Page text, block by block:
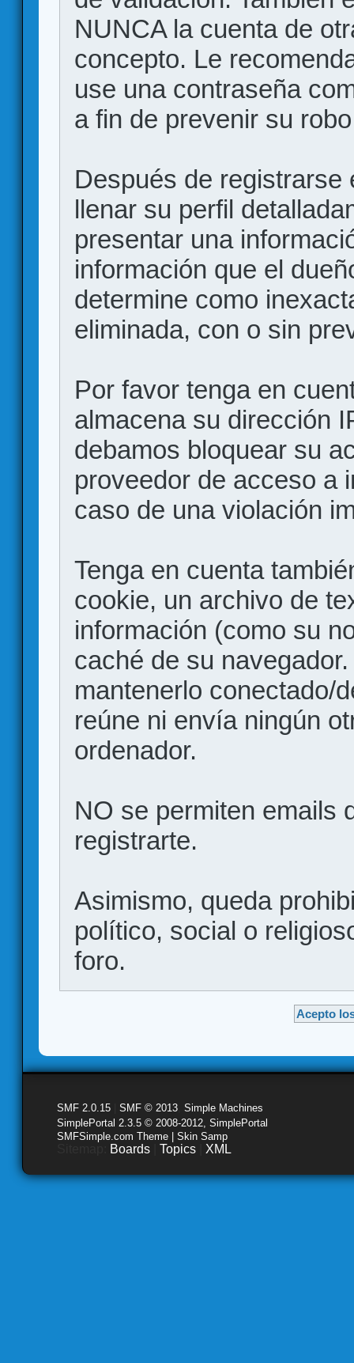
NUNCA la cuenta de
concepto. Le
use una contraseña
a fin de prevenir su
Después de registrarse
llenar su perfil
presentar una
información que el
determine como
eliminada, con o sin
Por favor tenga en
almacena su dirección
debamos bloquear su
proveedor de acceso a
caso de una violación
Tenga en cuenta
cookie, un archivo de
información (como su
caché de su
mantenerlo conectado/
reúne ni envía ningún
ordenador.
NO se permiten emails
registrarte.
Asimismo, queda
político, social o
foro.
SMF 2.0.15 SMF © 2013 Simple Machines
SimplePortal 2.3.5 © 2008-2012, SimplePortal
SMFSimple.com Theme | Skin Samp
Boards Topics XML